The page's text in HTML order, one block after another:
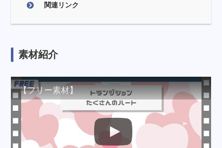
関連リンク
素材紹介
【フリー素材】